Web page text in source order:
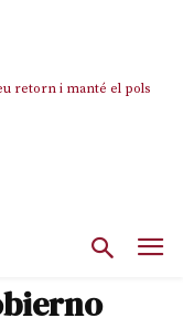
i manté el pols
massiu per la seva